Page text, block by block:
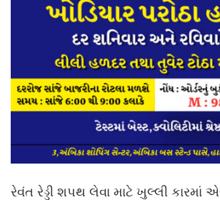
રેવંત રેડ્ડી શપથ લેવા માટે ખુલ્લી કારમાં